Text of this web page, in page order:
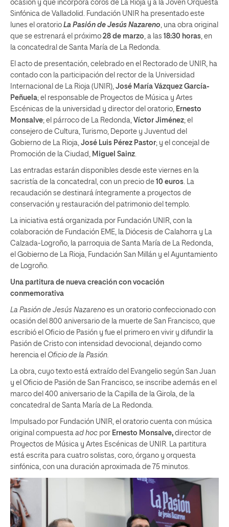
ocasión y que incorpora coros de La Rioja y a la Joven Orquesta
Sinfónica de Valladolid. Fundación UNIR ha presentado este
lunes el oratorio La Pasión de Jesús Nazareno , una obra original
que se estrenará el próximo 28 de marzo , a las 18:30 horas , en
la concatedral de Santa María de La Redonda.
El acto de presentación, celebrado en el Rectorado de UNIR, ha
contado con la participación del rector de la Universidad
Internacional de La Rioja (UNIR), José María Vázquez García-
Peñuela; el responsable de Proyectos de Música y Artes
Escénicas de la universidad y director del oratorio, Ernesto
Monsalve; el párroco de La Redonda, Víctor Jiménez; el
consejero de Cultura, Turismo, Deporte y Juventud del
Gobierno de La Rioja, José Luis Pérez Pastor; y el concejal de
Promoción de la Ciudad,
Miguel Sainz
Las entradas estarán disponibles desde este viernes en la
sacristía de la concatedral, con un precio de 10 euros . La
recaudación se destinará íntegramente a proyectos de
conservación y restauración del patrimonio del templo.
La iniciativa está organizada por Fundación UNIR, con la
colaboración de Fundación EME, la Diócesis de Calahorra y La
Calzada-Logroño, la parroquia de Santa María de La Redonda,
el Gobierno de La Rioja, Fundación San Millán y el Ayuntamiento
de Logroño.
Una partitura de nueva creación con vocación
conmemorativa
La Pasión de Jesús Nazareno es un oratorio confeccionado con
ocasión del 800 aniversario de la muerte de San Francisco, que
escribió el Oficio de Pasión y fue el primero en vivir y difundir la
Pasión de Cristo con intensidad devocional, dejando como
herencia el Oficio de la Pasión.
La obra, cuyo texto está extraído del Evangelio según San Juan
y el Oficio de Pasión de San Francisco, se inscribe además en el
marco del 400 aniversario de la Capilla de la Girola, de la
concatedral de Santa María de La Redonda.
Impulsado por Fundación UNIR, el oratorio cuenta con música
original compuesta ad hoc por Ernesto Monsalve, director de
Proyectos de Música y Artes Escénicas de UNIR. La partitura
está escrita para cuatro solistas, coro, órgano y orquesta
sinfónica, con una duración aproximada de 75 minutos.